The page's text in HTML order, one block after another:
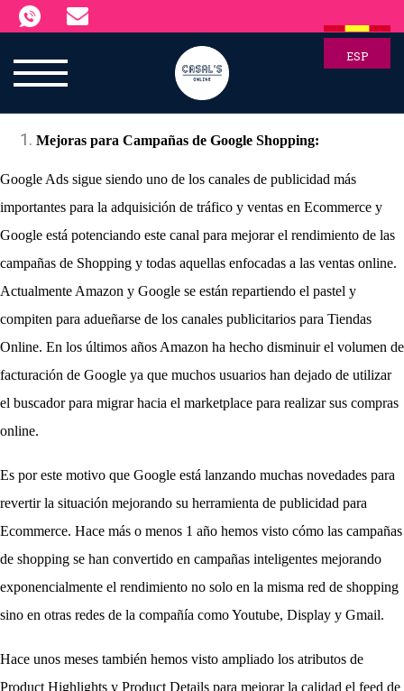
ESP
Mejoras para Campañas de Google Shopping:
Google Ads sigue siendo uno de los canales de publicidad más
importantes para la adquisición de tráfico y ventas en Ecommerce y
Google está potenciando este canal para mejorar el rendimiento de las
campañas de Shopping y todas aquellas enfocadas a las ventas online.
Actualmente Amazon y Google se están repartiendo el pastel y
compiten para adueñarse de los canales publicitarios para Tiendas
Online. En los últimos años Amazon ha hecho disminuir el volumen de
facturación de Google ya que muchos usuarios han dejado de utilizar
el buscador para migrar hacia el marketplace para realizar sus compras
online.
Es por este motivo que Google está lanzando muchas novedades para
revertir la situación mejorando su herramienta de publicidad para
Ecommerce. Hace más o menos 1 año hemos visto cómo las campañas
de shopping se han convertido en campañas inteligentes mejorando
exponencialmente el rendimiento no solo en la misma red de shopping
sino en otras redes de la compañía como Youtube, Display y Gmail.
Hace unos meses también hemos visto ampliado los atributos de
Product Highlights y Product Details para mejorar la calidad el feed de